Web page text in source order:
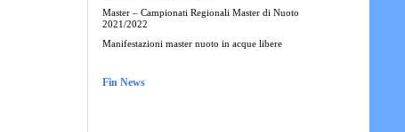
Master – Campionati Regionali Master di Nuoto
2021/2022
Manifestazioni master nuoto in acque libere
Fin News